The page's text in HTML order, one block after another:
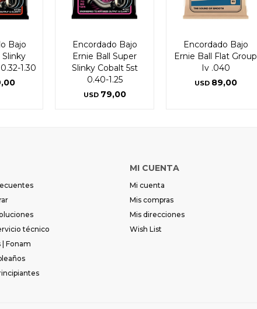
Bajo
Slinky
1.30
Encordado Bajo
Ernie Ball Super
Slinky Cobalt 5st
0.40-1.25
USD 79,00
Encordado Bajo
Ernie Ball Flat Group
Iv .040
USD 89,00
técnico
Fonam
MI CUENTA
Mi cuenta
Mis compras
Mis direcciones
Wish List